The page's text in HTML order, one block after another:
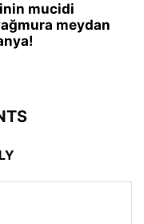
mucidi
meydan